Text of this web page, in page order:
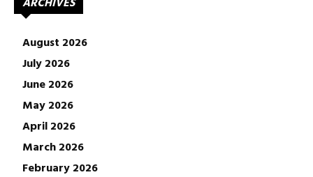
August 2026
July 2026
June 2026
May 2026
April 2026
March 2026
February 2026